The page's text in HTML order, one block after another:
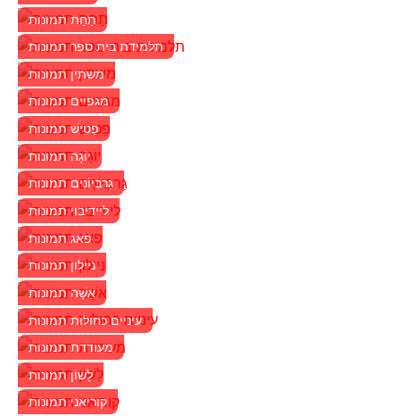
תַחַת תמונות
תלמידת בית ספר תמונות
משתין תמונות
מגפיים תמונות
פֵטִישׁ תמונות
יוֹגָה תמונות
גַרבִּיוֹנִים תמונות
ליידיבוי תמונות
פאג תמונות
ניילון תמונות
אִשָׁה תמונות
עיניים כחולות תמונות
מעודדת תמונות
לָשׁוֹן תמונות
קוריאני תמונות